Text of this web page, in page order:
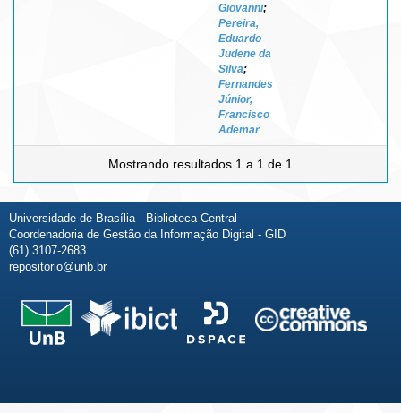
Giovanni;
Pereira,
Eduardo
Judene da
Silva;
Fernandes
Júnior,
Francisco
Ademar
Mostrando resultados 1 a 1 de 1
Universidade de Brasília - Biblioteca Central
Coordenadoria de Gestão da Informação Digital - GID
(61) 3107-2683
repositorio@unb.br